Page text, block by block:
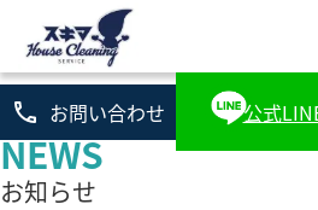
NEWS
お知らせ
phone お問い合わせ 公式